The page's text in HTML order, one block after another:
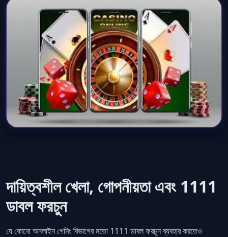
দায়িত্বশীল খেলা, গোপনীয়তা এবং 1111
ডাবল ফরচুন
যে কোনো অনলাইন গেমিং বিভাগের মতো 1111 ডাবল ফরচুন ব্যবহার করতেও